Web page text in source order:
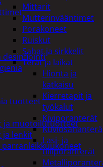
Mittarit
Mutterinvääntimet
Porakoneet
Ruiskut
Sahat ja sirkkelit
Terät ja laikat
Hionta ja
katkaisu
Kierretapit ja
työkalut
Kiviporanterät
Kuviosahanterä
Lasi- ja
tiiliporanterät
desinfiointi
tuotteet
ja muotoilutuotteet
ja lenkit
parranleikkuukoneet